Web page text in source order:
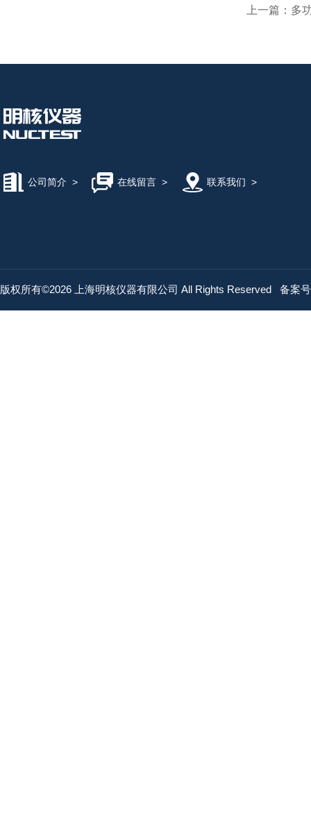
上一篇： 多
公司简介 > 在线留言> 联系我们 >
版权所有©2026 上海明核仪器有限公司 All Rights Reserved 备案